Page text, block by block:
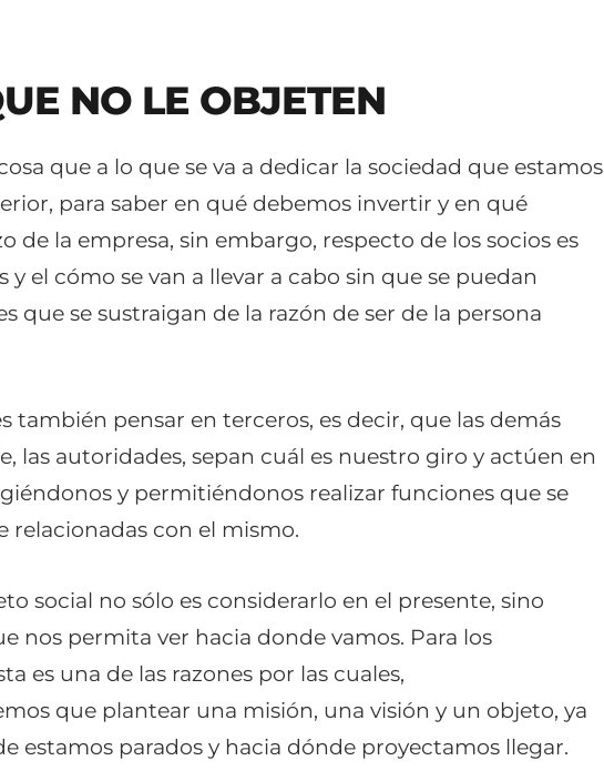
NO LE OBJETEN
que a lo que se va a dedicar la sociedad que estamos
para saber en qué debemos invertir y en qué
de la empresa, sin embargo, respecto de los socios es
el cómo se van a llevar a cabo sin que se puedan
que se sustraigan de la razón de ser de la persona
también pensar en terceros, es decir, que las demás
las autoridades, sepan cuál es nuestro giro y actúen en
y permitiéndonos realizar funciones que se
con el mismo.
social no sólo es considerarlo en el presente, sino
nos permita ver hacia donde vamos. Para los
es una de las razones por las cuales,
que plantear una misión, una visión y un objeto, ya
estamos parados y hacia dónde proyectamos llegar.